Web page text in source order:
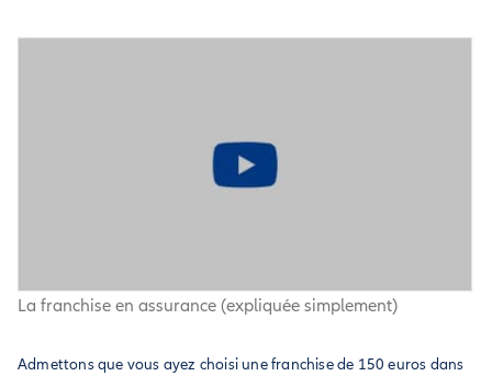
La franchise en assurance (expliquée simplement)
Admettons que vous ayez choisi une franchise de 150 euros dans